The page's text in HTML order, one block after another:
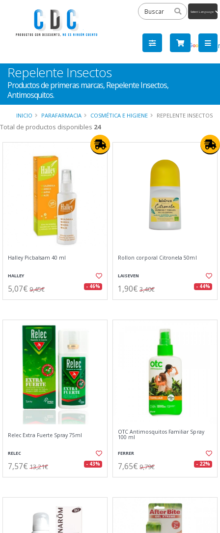
by
Repelente Insectos
Productos de primeras marcas, Repelente Insectos,
Antimosquitos.
INICIO PARAFARMACIA COSMÉTICA E HIGIENE REPELENTE INSECTOS
Total de productos disponibles 24
Halley Picbalsam 40 ml
HALLEY
5,07€ 9,45€ - 46%
Rollon corporal Citronela 50ml
LAISEVEN
1,90€ 3,40€ - 44%
Relec Extra Fuerte Spray 75ml
RELEC
7,57€ 13,21€ - 43%
OTC Antimosquitos Familiar Spray
100 ml
FERRER
7,65€ 9,79€ - 22%